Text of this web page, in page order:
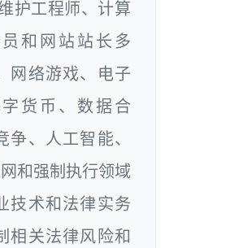
护工程师、计算
和网站站长多
网络游戏、电子
货币、数据合
、人工智能、
和强制执行领域
技术和法律实务
相关法律风险和